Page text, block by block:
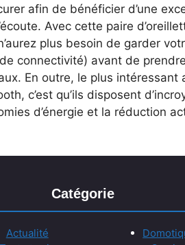
afin de bénéficier d’une
Avec cette paire
plus besoin de garder
connectivité) avant de
En outre, le plus intéressant
c’est qu’ils disposent
d’énergie et la réduction
Catégorie
Actualité